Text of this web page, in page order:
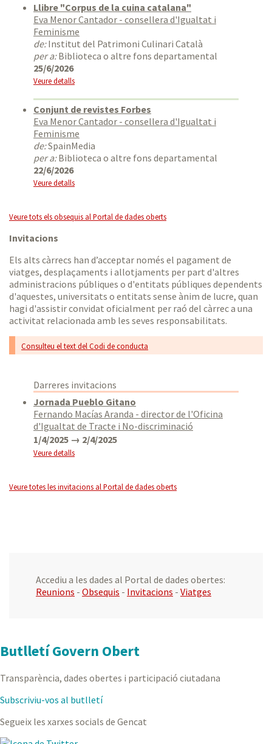
Llibre "Corpus de la cuina catalana"
Eva Menor Cantador - consellera d'Igualtat i
Feminisme
de:Institut del Patrimoni Culinari Català
per a:Biblioteca o altre fons departamental
25/6/2026
Veure detalls
Conjunt de revistes Forbes
Eva Menor Cantador - consellera d'Igualtat i
Feminisme
de:SpainMedia
per a:Biblioteca o altre fons departamental
22/6/2026
Veure detalls
Veure tots els obsequis al Portal de dades oberts
Invitacions
Els alts càrrecs han d’acceptar només el pagament de
viatges, desplaçaments i allotjaments per part d'altres
administracions públiques o d'entitats públiques dependents
d'aquestes, universitats o entitats sense ànim de lucre, quan
hagi d'assistir convidat oficialment per raó del càrrec a una
activitat relacionada amb les seves responsabilitats.
Consulteu el text del Codi de conducta
Darreres invitacions
Jornada Pueblo Gitano
Fernando Macías Aranda - director de l'Oficina
d'Igualtat de Tracte i No-discriminació
1/4/2025 → 2/4/2025
Veure detalls
Veure totes les invitacions al Portal de dades oberts
Accediu a les dades al Portal de dades obertes:
Reunions - Obsequis - Invitacions - Viatges
Butlletí Govern Obert
Transparència, dades obertes i participació ciutadana
Subscriviu-vos al butlletí
Segueix les xarxes socials de Gencat